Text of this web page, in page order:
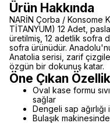
Ürün Hakkında
NARİN Çorba / Konsome
TİTANYUM) 12 Adet,
üretilmiş, 12 adetlik sofra
sofra ürünüdür.
Anatolia serisi, zarif
özgün bir dokunuş katar.
Öne Çıkan
Oval kase formu
sağlar
Dengeli sap
Bulaşık